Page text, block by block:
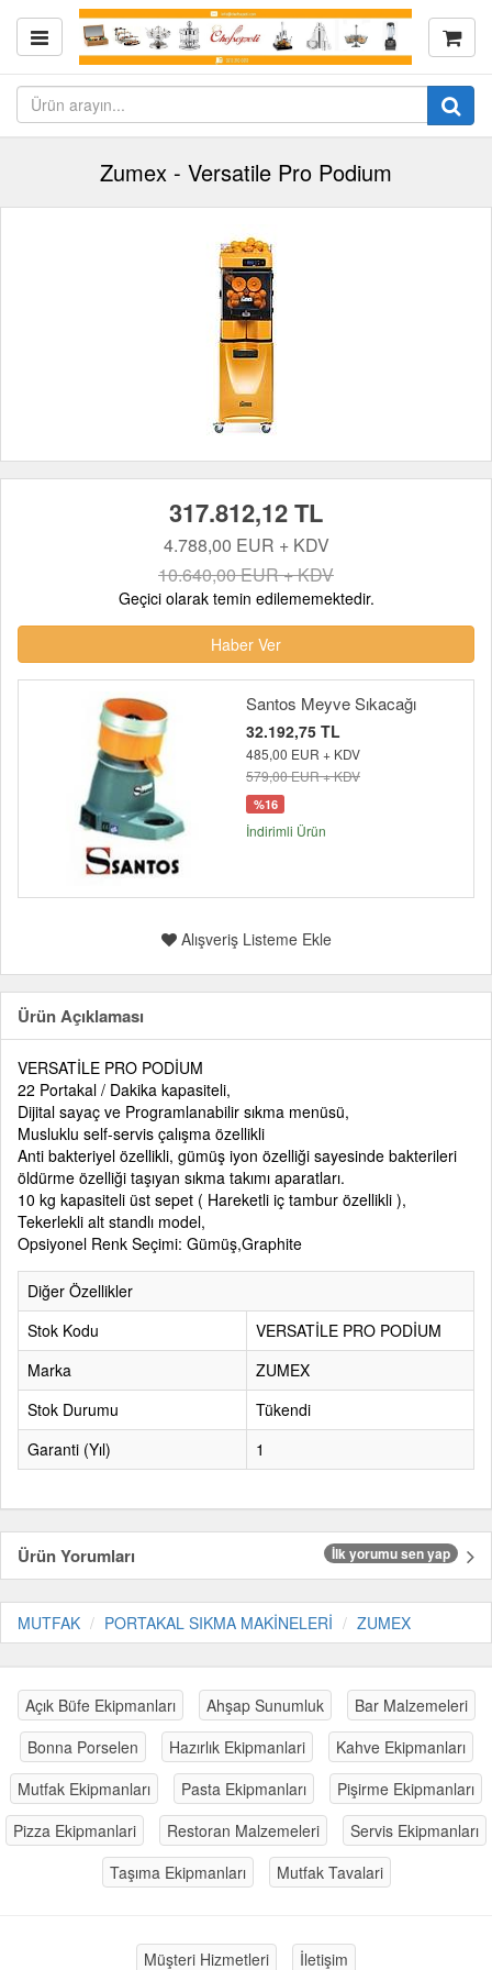
Zumex - Versatile Pro Podium
317.812,12 TL
4.788,00 EUR + KDV
10.640,00 EUR + KDV
Geçici olarak temin edilememektedir.
Haber Ver
Santos Meyve Sıkacağı
32.192,75 TL
485,00 EUR + KDV
579,00 EUR + KDV
%16
İndirimli Ürün
Alışveriş Listeme Ekle
Ürün Açıklaması
VERSATİLE PRO PODİUM
22 Portakal / Dakika kapasiteli,
Dijital sayaç ve Programlanabilir sıkma menüsü,
Musluklu self-servis çalışma özellikli
Anti bakteriyel özellikli, gümüş iyon özelliği sayesinde bakterileri
öldürme özelliği taşıyan sıkma takımı aparatları.
10 kg kapasiteli üst sepet ( Hareketli iç tambur özellikli ),
Tekerlekli alt standlı model,
Opsiyonel Renk Seçimi: Gümüş,Graphite
Diğer Özellikler
Stok Kodu
VERSATİLE PRO PODİUM
Marka
ZUMEX
Stok Durumu
Tükendi
Garanti (Yıl)
1
Ürün Yorumları İlk yorumu sen yap
MUTFAK PORTAKAL SIKMA MAKİNELERİ ZUMEX
Açık Büfe Ekipmanları Ahşap Sunumluk
Bar Malzemeleri
Bonna Porselen
Hazırlık Ekipmanlari
Kahve Ekipmanları
Mutfak Ekipmanları
Pasta Ekipmanları
Pişirme Ekipmanları
Pizza Ekipmanlari
Restoran Malzemeleri
Servis Ekipmanları
Taşıma Ekipmanları
Mutfak Tavalari
Müşteri Hizmetleri İletişim